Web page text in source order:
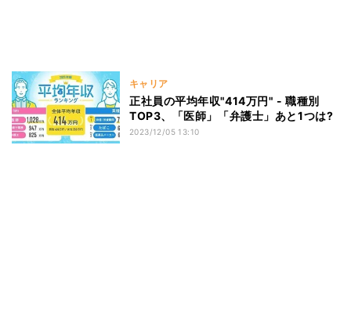
キャリア
正社員の平均年収"414万円" - 職種別
TOP3、「医師」「弁護士」あと1つは?
2023/12/05 13:10